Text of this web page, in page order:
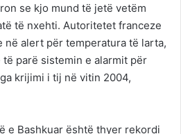
se kjo mund të jetë vetëm
të nxehti. Autoritetet franceze
në alert për temperatura të larta,
parë sistemin e alarmit për
krijimi i tij në vitin 2004,
e Bashkuar është thyer rekordi